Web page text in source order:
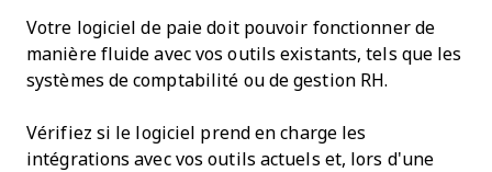
Votre logiciel de paie doit pouvoir fonctionner de
manière fluide avec vos outils existants, tels que les
systèmes de comptabilité ou de gestion RH.
Vérifiez si le logiciel prend en charge les
intégrations avec vos outils actuels et, lors d'une